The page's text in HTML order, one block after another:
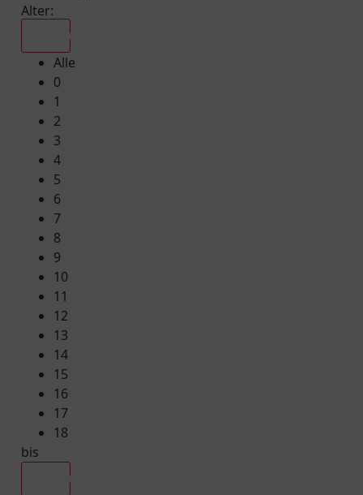
Alter:
Alle
0
1
2
3
4
5
6
7
8
9
10
11
12
13
14
15
16
17
18
bis